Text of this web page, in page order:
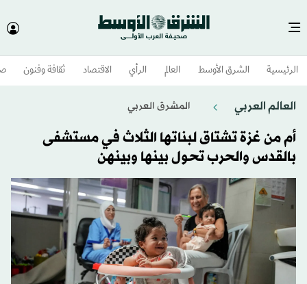
الرئيسية الشرق الأوسط​ العالم الرأي الاقتصاد ثقافة وفنون
العالم العربي المشرق العربي
أم من غزة تشتاق لبناتها الثلاث في مستشفى
بالقدس والحرب تحول بينها وبينهن